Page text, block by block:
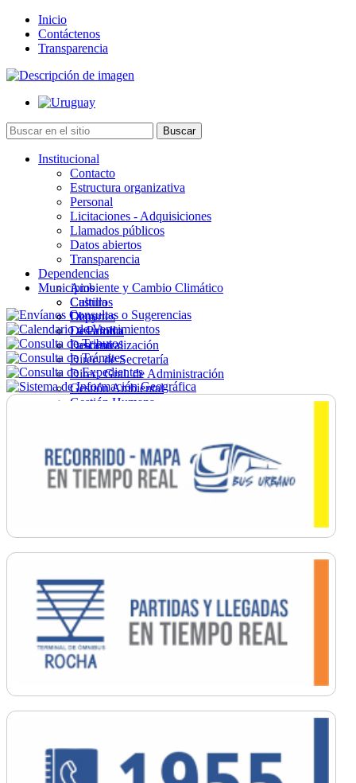
Inicio
Contáctenos
Transparencia
Institucional
Contacto
Estructura organizativa
Personal
Licitaciones - Adquisiciones
Llamados públicos
Datos abiertos
Transparencia
Dependencias
Ambiente y Cambio Climático
Cultura
Deportes
Desarrollo
Descentralización
Direc. de Secretaría
Direc. Gral. de Administración
Gestión Ambiental
Gestión Humana
Ordenamiento
Promoción Social
Salud
Secretaría General
Municipios
Castillos
Chuy
La Paloma
Lascano